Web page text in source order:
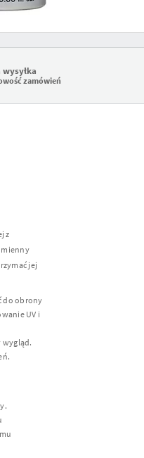
wysyłka
zamówień
z
jej
do obrony
UV i
wygląd.